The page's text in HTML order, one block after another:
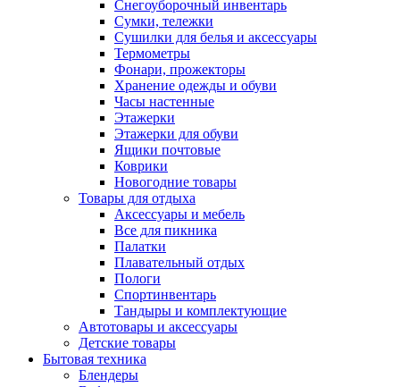
Снегоуборочный инвентарь
Сумки, тележки
Сушилки для белья и аксессуары
Термометры
Фонари, прожекторы
Хранение одежды и обуви
Часы настенные
Этажерки
Этажерки для обуви
Ящики почтовые
Коврики
Новогодние товары
Товары для отдыха
Аксессуары и мебель
Все для пикника
Палатки
Плавательный отдых
Пологи
Спортинвентарь
Тандыры и комплектующие
Автотовары и аксессуары
Детские товары
Бытовая техника
Блендеры